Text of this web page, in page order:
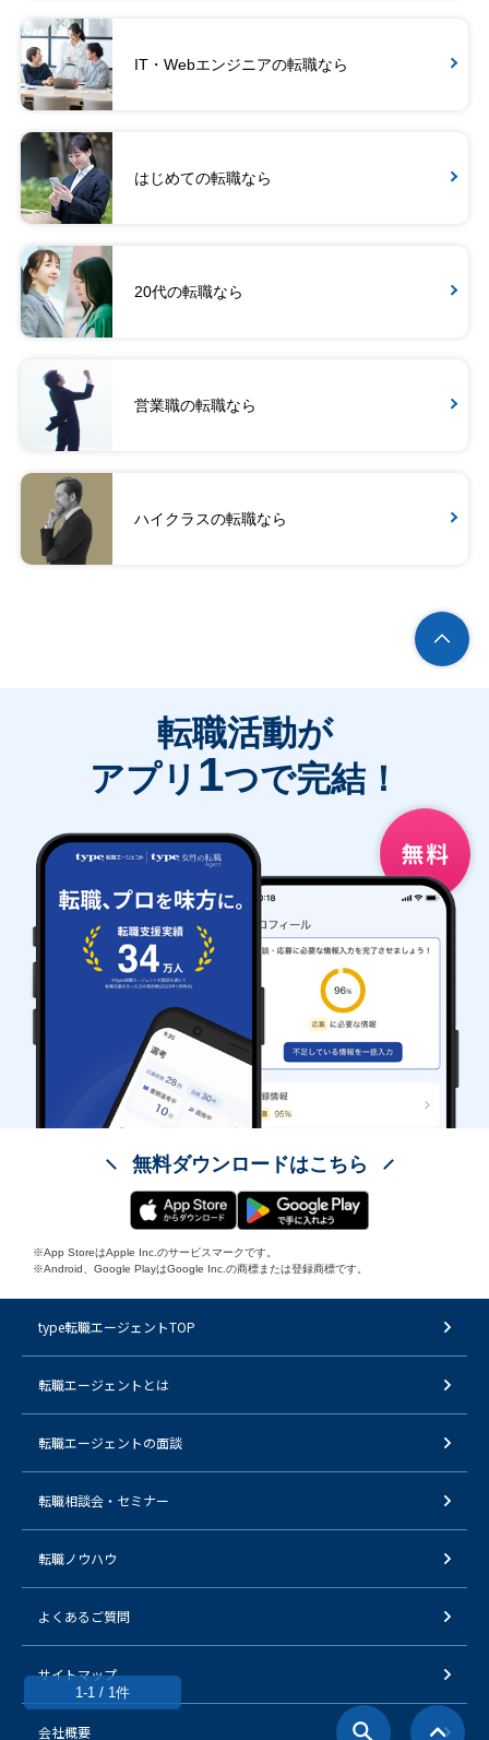
IT・Webエンジニアの転職なら
はじめての転職なら
20代の転職なら
営業職の転職なら
ハイクラスの転職なら
1-1 / 1件
転職活動が
アプリ 1つで完結！
無料ダウンロードはこちら
※App StoreはApple Inc.のサービスマークです。
※Android、Google PlayはGoogle Inc.の商標または登録商標です。
type転職エージェントTOP
転職エージェントとは
転職エージェントの面談
転職相談会・セミナー
転職ノウハウ
よくあるご質問
サイトマップ
会社概要